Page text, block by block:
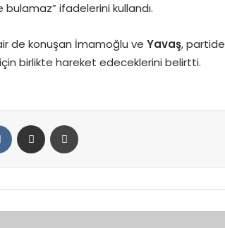
ifadelerini kullandı.
de konuşan İmamoğlu ve Yavaş, partide
birlikte hareket edeceklerini belirtti.
VKontakteE-Posta ile paylaş